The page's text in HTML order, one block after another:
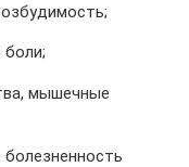
боли;
мышечные